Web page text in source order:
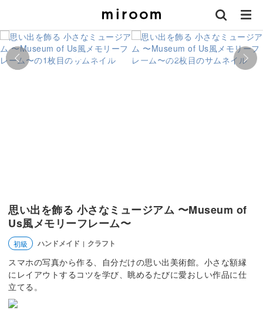
思い出を飾る 小さなミュージアム 〜Museum of
Us風メモリーフレーム〜
初級 ハンドメイド | クラフト
スマホの写真から作る、自分だけの思い出美術館。小さな額縁
にレイアウトするコツを学び、眺めるたびに愛おしい作品に仕
立てる。